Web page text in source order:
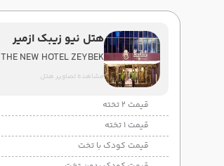
هتل نیو زیبک ازمیر
THE NEW HOTEL ZEYBEK
مشاهده تصاویر هتل
قیمت 2 تخته
قیمت 1 تخته
قیمت کودک با تخت